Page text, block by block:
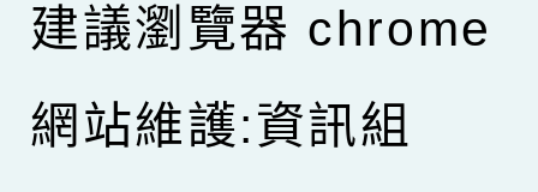
建議瀏覽器 chrome
網站維護:資訊組